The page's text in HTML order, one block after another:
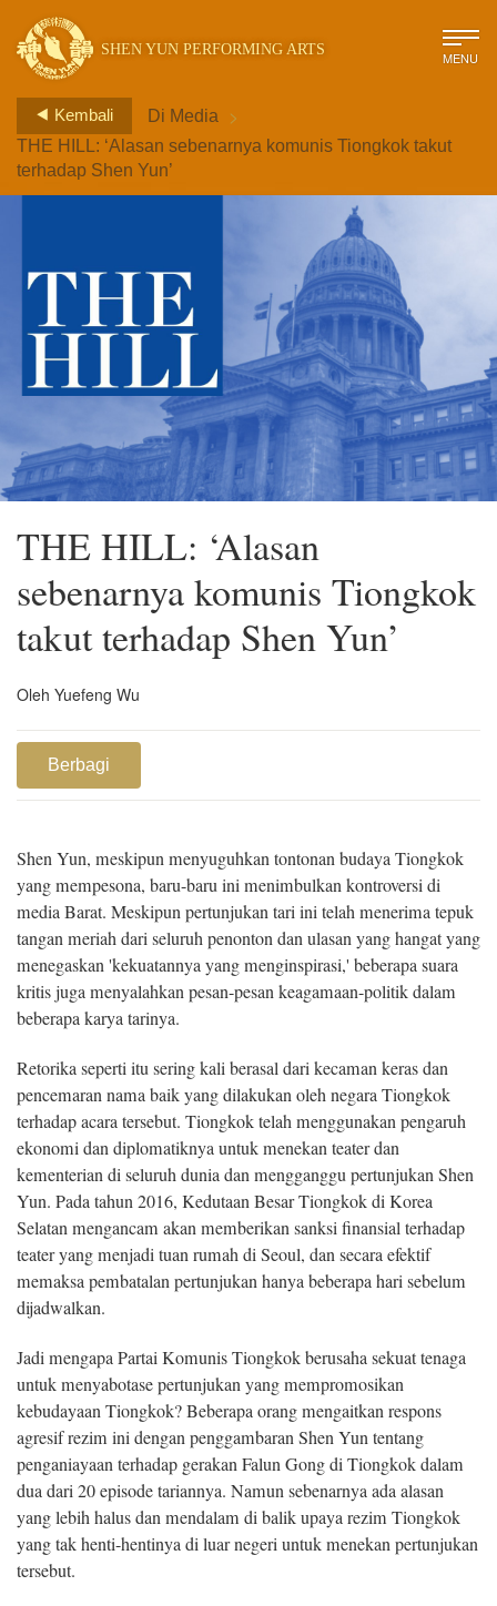
SHEN YUN PERFORMING ARTS MENU
Kembali Di Media >
THE HILL: ‘Alasan sebenarnya komunis Tiongkok takut
terhadap Shen Yun’
THE HILL: ‘Alasan
sebenarnya komunis Tiongkok
takut terhadap Shen Yun’
Oleh Yuefeng Wu
Berbagi
Shen Yun, meskipun menyuguhkan tontonan budaya Tiongkok
yang mempesona, baru-baru ini menimbulkan kontroversi di
media Barat. Meskipun pertunjukan tari ini telah menerima tepuk
tangan meriah dari seluruh penonton dan ulasan yang hangat yang
menegaskan 'kekuatannya yang menginspirasi,' beberapa suara
kritis juga menyalahkan pesan-pesan keagamaan-politik dalam
beberapa karya tarinya.
Retorika seperti itu sering kali berasal dari kecaman keras dan
pencemaran nama baik yang dilakukan oleh negara Tiongkok
terhadap acara tersebut. Tiongkok telah menggunakan pengaruh
ekonomi dan diplomatiknya untuk menekan teater dan
kementerian di seluruh dunia dan mengganggu pertunjukan Shen
Yun. Pada tahun 2016, Kedutaan Besar Tiongkok di Korea
Selatan mengancam akan memberikan sanksi finansial terhadap
teater yang menjadi tuan rumah di Seoul, dan secara efektif
memaksa pembatalan pertunjukan hanya beberapa hari sebelum
dijadwalkan.
Jadi mengapa Partai Komunis Tiongkok berusaha sekuat tenaga
untuk menyabotase pertunjukan yang mempromosikan
kebudayaan Tiongkok? Beberapa orang mengaitkan respons
agresif rezim ini dengan penggambaran Shen Yun tentang
penganiayaan terhadap gerakan Falun Gong di Tiongkok dalam
dua dari 20 episode tariannya. Namun sebenarnya ada alasan
yang lebih halus dan mendalam di balik upaya rezim Tiongkok
yang tak henti-hentinya di luar negeri untuk menekan pertunjukan
tersebut.